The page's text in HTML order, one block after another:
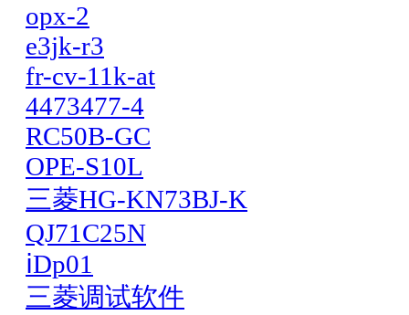
opx-2
e3jk-r3
fr-cv-11k-at
4473477-4
RC50B-GC
OPE-S10L
三菱HG-KN73BJ-K
QJ71C25N
ⅰDp01
三菱调试软件